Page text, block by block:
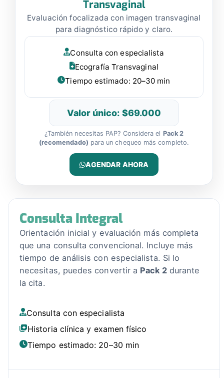
Transvaginal
Evaluación focalizada con imagen transvaginal
para diagnóstico rápido y claro.
Consulta con especialista
Ecografía Transvaginal
Tiempo estimado: 20–30 min
Valor único: $69.000
¿También necesitas PAP? Considera el Pack 2
(recomendado) para un chequeo más completo.
AGENDAR AHORA
Consulta Integral
Orientación inicial y evaluación más completa
que una consulta convencional. Incluye más
tiempo de análisis con especialista. Si lo
necesitas, puedes convertir a Pack 2durante
la cita.
Consulta con especialista
Historia clínica y examen físico
Tiempo estimado: 20–30 min